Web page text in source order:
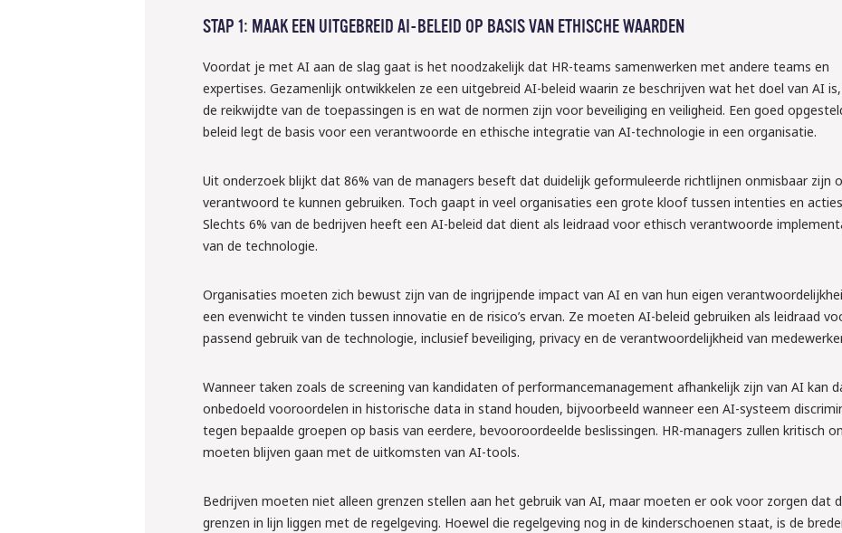
STAP 1: MAAK EEN UITGEBREID AI-BELEID OP BASIS VAN ETHISCHE WAARDEN
Voordat je met AI aan de slag gaat is het noodzakelijk dat HR-teams samenwerken met andere teams en
expertises. Gezamenlijk ontwikkelen ze een uitgebreid AI-beleid waarin ze beschrijven wat het doel van AI
de reikwijdte van de toepassingen is en wat de normen zijn voor beveiliging en veiligheid. Een goed
beleid legt de basis voor een verantwoorde en ethische integratie van AI-technologie in een organisatie.
Uit onderzoek blijkt dat 86% van de managers beseft dat duidelijk geformuleerde richtlijnen onmisbaar zijn
verantwoord te kunnen gebruiken. Toch gaapt in veel organisaties een grote kloof tussen intenties en
Slechts 6% van de bedrijven heeft een AI-beleid dat dient als leidraad voor ethisch verantwoorde
van de technologie.
Organisaties moeten zich bewust zijn van de ingrijpende impact van AI en van hun eigen
een evenwicht te vinden tussen innovatie en de risico’s ervan. Ze moeten AI-beleid gebruiken als leidraad
passend gebruik van de technologie, inclusief beveiliging, privacy en de verantwoordelijkheid van
Wanneer taken zoals de screening van kandidaten of performancemanagement afhankelijk zijn van AI kan
onbedoeld vooroordelen in historische data in stand houden, bijvoorbeeld wanneer een AI-systeem
tegen bepaalde groepen op basis van eerdere, bevooroordeelde beslissingen. HR-managers zullen kritisch
moeten blijven gaan met de uitkomsten van AI-tools.
Bedrijven moeten niet alleen grenzen stellen aan het gebruik van AI, maar moeten er ook voor zorgen dat
grenzen in lijn liggen met de regelgeving. Hoewel die regelgeving nog in de kinderschoenen staat, is de
Liesbeth en Rens vertellen wat je moet
regelen
Webinar: ‘WTTA: ben jij
klaar voor de nieuwe
regels rondom het
inlenen van arbeids-